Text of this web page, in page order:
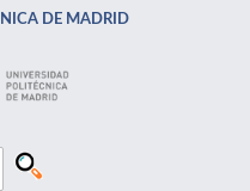
DE MADRID